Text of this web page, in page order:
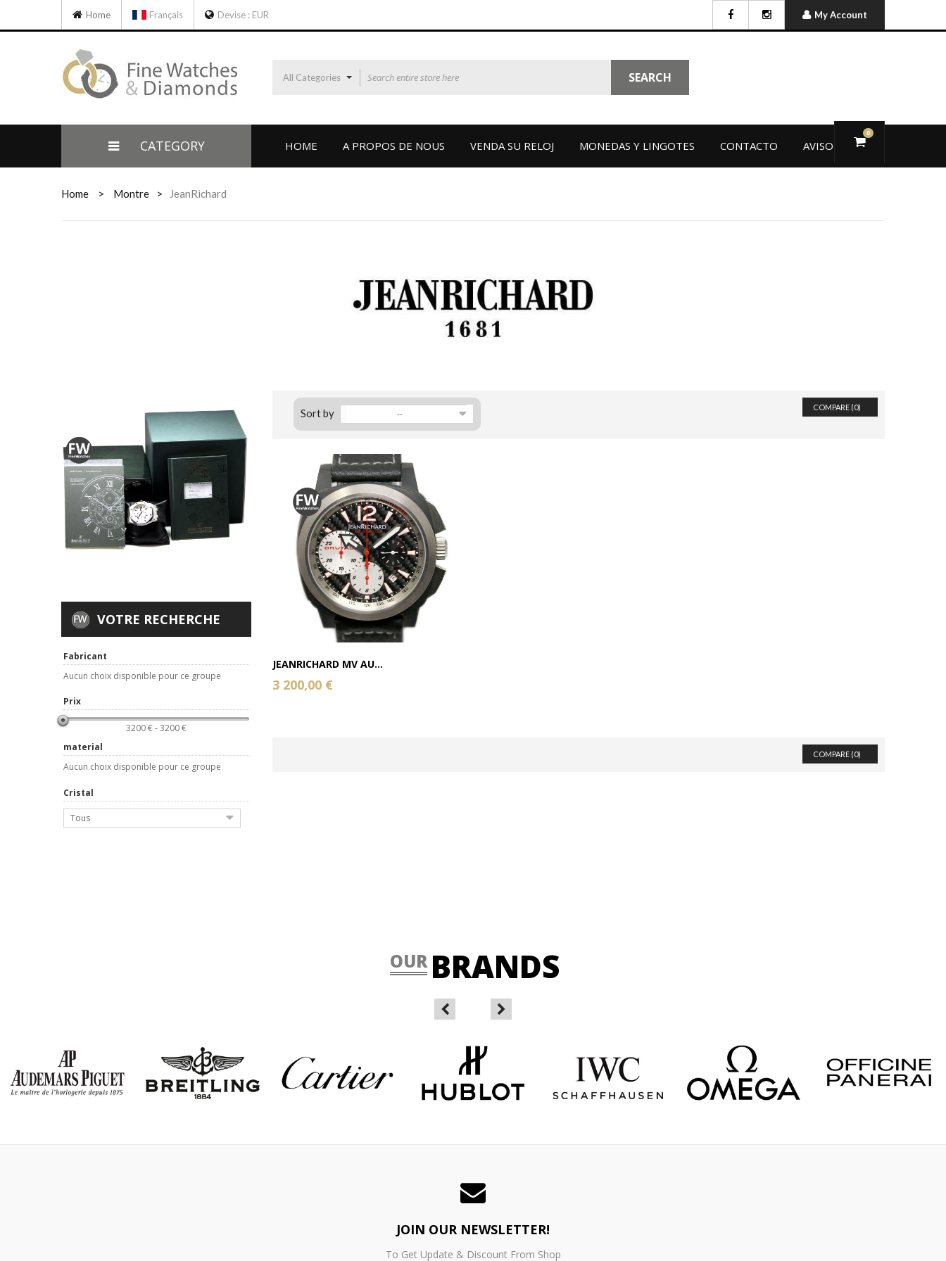
Home My Account
Français Devise : EUR
All Categories SEARCH
0
CATEGORY HOME A PROPOS DE NOUS VENDA SU RELOJ MONEDAS Y LINGOTES CONTACTO AVISO LEGAL
Home > Montre > JeanRichard
JEANRICHARD
VOTRE RECHERCHE
Fabricant
Aucun choix disponible pour ce groupe
Prix
3200 € - 3200 €
material
Aucun choix disponible pour ce groupe
Cristal
Tous
COMPARE (0)
Sort by --
JEANRICHARD MV AU...
3 200,00 €
COMPARE (0)
OUR BRANDS
JOIN OUR NEWSLETTER!
To Get Update & Discount From Shop